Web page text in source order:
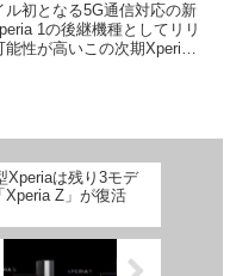
ル初となる5G通信対応の新
1の後継機種としてリリ
能性が高いこの次期Xperia
Xperiaは残り3モデ
Xperia Z」が復活